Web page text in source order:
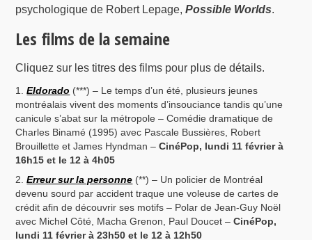
psychologique de Robert Lepage,Possible Worlds.
Les films de la semaine
Cliquez sur les titres des films pour plus de détails.
Eldorado (***) – Le temps d’un été, plusieurs jeunes
montréalais vivent des moments d’insouciance tandis qu’une
canicule s’abat sur la métropole – Comédie dramatique de
Charles Binamé (1995) avec Pascale Bussières, Robert
Brouillette et James Hyndman –CinéPop, lundi 11 février à
16h15 et le 12 à 4h05
Erreur sur la personne (**) – Un policier de Montréal
devenu sourd par accident traque une voleuse de cartes de
crédit afin de découvrir ses motifs – Polar de Jean-Guy Noël
avec Michel Côté, Macha Grenon, Paul Doucet –CinéPop,
lundi 11 février à 23h50 et le 12 à 12h50